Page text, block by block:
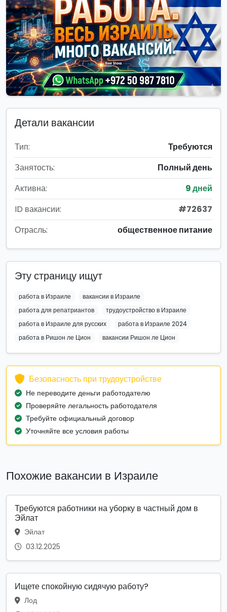
Детали вакансии
Тип:
Требуются
Занятость:
Полный день
Активна:
9 дней
ID вакансии:
#72637
Отрасль:
общественное питание
Эту страницу ищут
работа в Израиле
вакансии в Израиле
работа для репатриантов
трудоустройство в Израиле
работа в Израиле для русских
работа в Израиле 2024
работа в Ришон ле Цион
вакансии Ришон ле Цион
Безопасность при трудоустройстве
Не переводите деньги работодателю
Проверяйте легальность работодателя
Требуйте официальный договор
Уточняйте все условия работы
Похожие вакансии в Израиле
Требуются работники на уборку в частный дом в
Эйлат
Эйлат
03.12.2025
Ищете спокойную сидячую работу?
Лод